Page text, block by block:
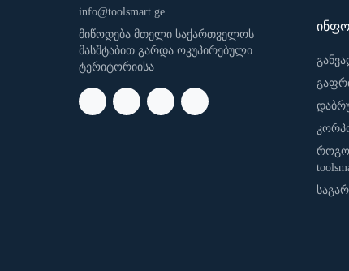
info@toolsmart.ge
მიწოდება მთელი საქართველოს
მასშტაბით გარდა ოკუპირებული
ტერიტორიისა